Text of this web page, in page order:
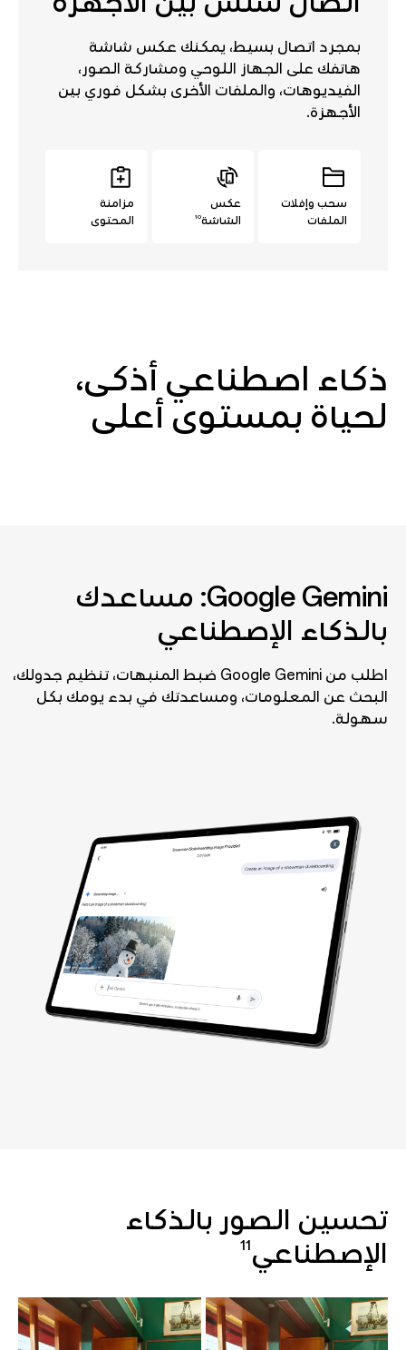
بمجرد اتصال بسيط، يمكنك عكس شاشة
هاتفك على الجهاز اللوحي ومشاركة الصور،
الفيديوهات، والملفات الأخرى بشكل فوري بين
الأجهزة.
سحب وإفلات
الملفات
عكس
الشاشة10
مزامنة
المحتوى
ذكاء اصطناعي أذكى،
لحياة بمستوى أعلى
Google Gemini: مساعدك
بالذكاء الإصطناعي
اطلب من Google Gemini ضبط المنبهات، تنظيم جدولك،
البحث عن المعلومات، ومساعدتك في بدء يومك بكل
سهولة.
تحسين الصور بالذكاء
الإصطناعي 11